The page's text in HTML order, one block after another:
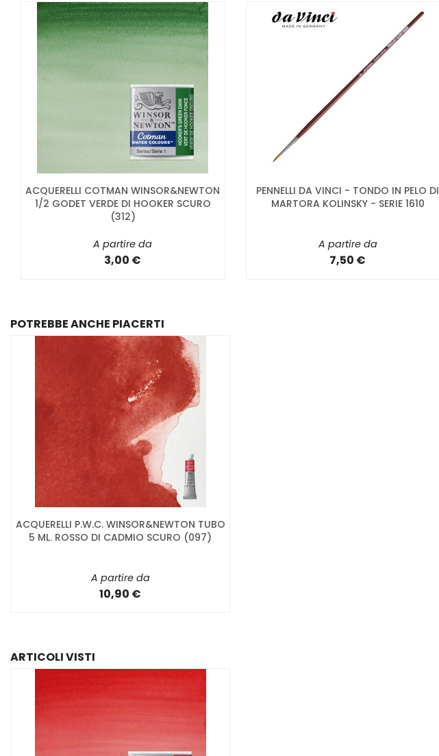
ACQUERELLI COTMAN WINSOR&NEWTON
1/2 GODET VERDE DI HOOKER SCURO
(312)
A partire da
3,00 €
PENNELLI DA VINCI - TONDO IN PELO DI
MARTORA KOLINSKY - SERIE 1610
A partire da
7,50 €
POTREBBE ANCHE PIACERTI
ACQUERELLI P.W.C. WINSOR&NEWTON TUBO
5 ML. ROSSO DI CADMIO SCURO (097)
A partire da
10,90 €
ARTICOLI VISTI